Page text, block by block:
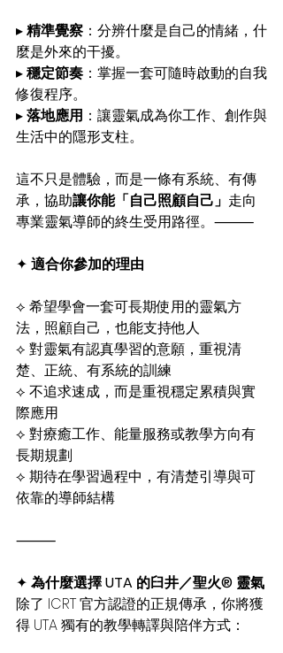
▸ 精準覺察 ：分辨什麼是自己的情緒，什
麼是外來的干擾。
▸ 穩定節奏 ：掌握一套可隨時啟動的自我
修復程序。
▸ 落地應用 ：讓靈氣成為你工作、創作與
生活中的隱形支柱。
這不只是體驗，而是一條有系統、有傳
承，協助讓你能「自己照顧自己」 走向
專業靈氣導師的終生受用路徑。⸻
✦ 適合你參加的理由
⟡ 希望學會一套可長期使用的靈氣方
法，照顧自己，也能支持他人
⟡ 對靈氣有認真學習的意願，重視清
楚、正統、有系統的訓練
⟡ 不追求速成，而是重視穩定累積與實
際應用
⟡ 對療癒工作、能量服務或教學方向有
長期規劃
⟡ 期待在學習過程中，有清楚引導與可
依靠的導師結構
⸻
✦ 為什麼選擇 UTA 的臼井／聖火® 靈氣
除了 ICRT 官方認證的正規傳承，你將獲
得 UTA 獨有的教學轉譯與陪伴方式：